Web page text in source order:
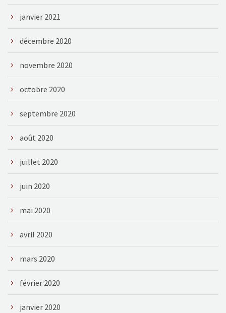
janvier 2021
décembre 2020
novembre 2020
octobre 2020
septembre 2020
août 2020
juillet 2020
juin 2020
mai 2020
avril 2020
mars 2020
février 2020
janvier 2020